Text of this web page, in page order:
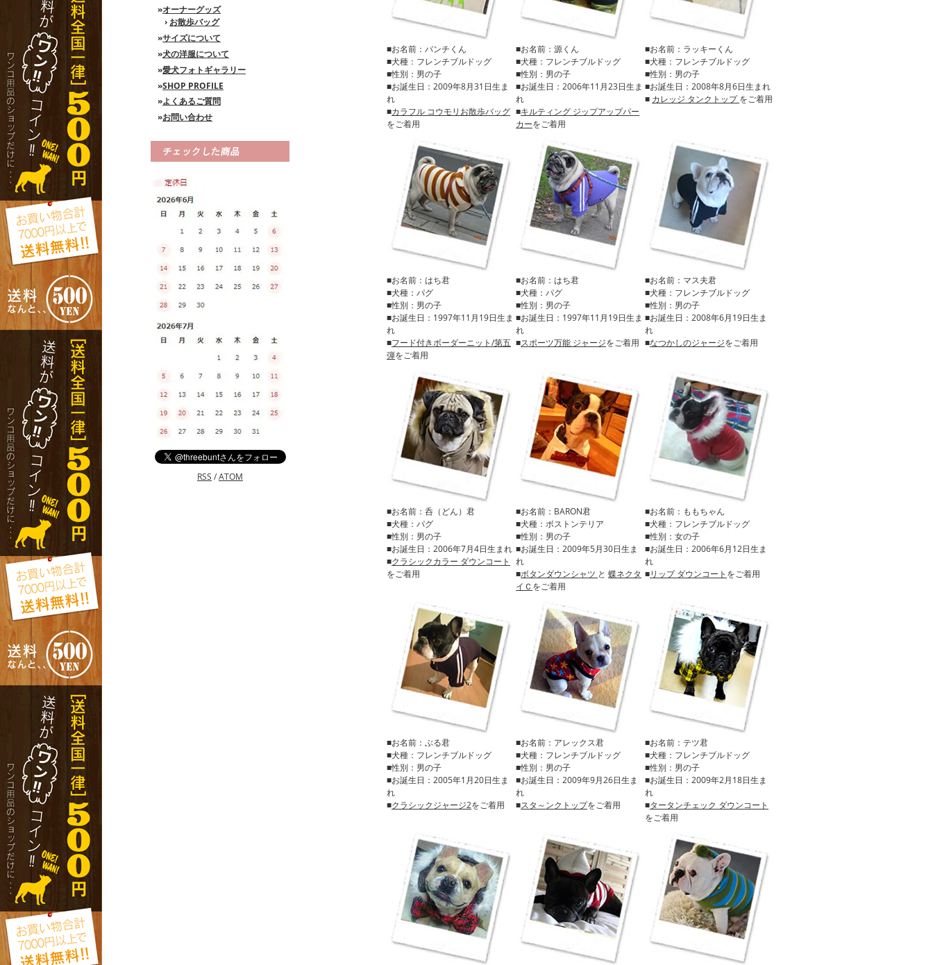
»オーナーグッズ
› お散歩バッグ
»サイズについて
»犬の洋服について
»愛犬フォトギャラリー
»SHOP PROFILE
»よくあるご質問
»お問い合わせ
RSS /ATOM
■お名前：パンチくん
■犬種：フレンチブルドッグ
■性別：男の子
■お誕生日：2009年8月31日生ま
れ
■カラフル コウモリお散歩バッグ
をご着用
■お名前：源くん
■犬種：フレンチブルドッグ
■性別：男の子
■お誕生日：2006年11月23日生ま
れ
■キルティング ジップアップパー
カーをご着用
■お名前：ラッキーくん
■犬種：フレンチブルドッグ
■性別：男の子
■お誕生日：2008年8月6日生まれ
■ カレッジ タンクトップをご着用
■お名前：はち君
■犬種：パグ
■性別：男の子
■お誕生日：1997年11月19日生ま
れ
■フード付きボーダーニット/第五
弾をご着用
■お名前：はち君
■犬種：パグ
■性別：男の子
■お誕生日：1997年11月19日生ま
れ
■スポーツ万能 ジャージをご着用
■お名前：マス夫君
■犬種：フレンチブルドッグ
■性別：男の子
■お誕生日：2008年6月19日生ま
れ
■なつかしのジャージをご着用
■お名前：呑（どん）君
■犬種：パグ
■性別：男の子
■お誕生日：2006年7月4日生まれ
■クラシックカラー ダウンコート
をご着用
■お名前：BARON君
■犬種：ボストンテリア
■性別：男の子
■お誕生日：2009年5月30日生ま
れ
■ボタンダウンシャツ と 蝶ネクタ
イＣ をご着用
■お名前：ももちゃん
■犬種：フレンチブルドッグ
■性別：女の子
■お誕生日：2006年6月12日生ま
れ
■リップ ダウンコート をご着用
■お名前：ぶる君
■犬種：フレンチブルドッグ
■性別：男の子
■お誕生日：2005年1月20日生ま
れ
■クラシックジャージ2をご着用
■お名前：アレックス君
■犬種：フレンチブルドッグ
■性別：男の子
■お誕生日：2009年9月26日生ま
れ
■スタ～ンクトップをご着用
■お名前：テツ君
■犬種：フレンチブルドッグ
■性別：男の子
■お誕生日：2009年2月18日生ま
れ
■タータンチェック ダウンコート
をご着用